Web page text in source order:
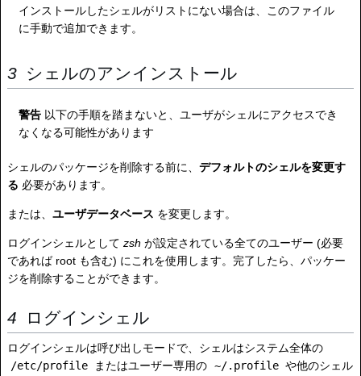
インストールしたシェルがリストにない場合は、このファイル
に手動で追加できます。
シェルのアンインストール
警告 以下の手順を踏まないと、ユーザがシェルにアクセスでき
なくなる可能性があります
シェルのパッケージを削除する前に、 デフォルトのシェルを変更す
る 必要があります。
または、 ユーザデータベース を変更します。
ログインシェルとして zsh が設定されている全てのユーザー (必要
であれば root も含む) にこれを使用します。完了したら、パッケー
ジを削除することができます。
ログインシェル
ログインシェルは呼び出しモードで、シェルはシステム全体の
/etc/profile
またはユーザー専用の ~/.profile や他のシェル